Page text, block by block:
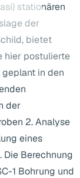
stationären
der
bietet
hier postulierte
in den
der
2. Analyse
eines
Berechnung
1 Bohrung und